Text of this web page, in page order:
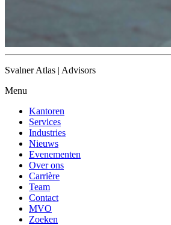
Svalner Atlas | Advisors
Menu
Kantoren
Services
Industries
Nieuws
Evenementen
Over ons
Carrière
Team
Contact
MVO
Zoeken